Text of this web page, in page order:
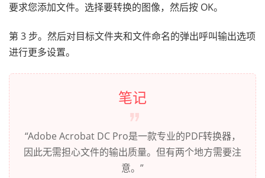
要求您添加文件。选择要转换的图像，然后按 OK。
第 3 步。然后对目标文件夹和文件命名的弹出呼叫输出选项
进行更多设置。
笔记
“Adobe Acrobat DC Pro是一款专业的PDF转换器，
因此无需担心文件的输出质量。但有两个地方需要注
意。”